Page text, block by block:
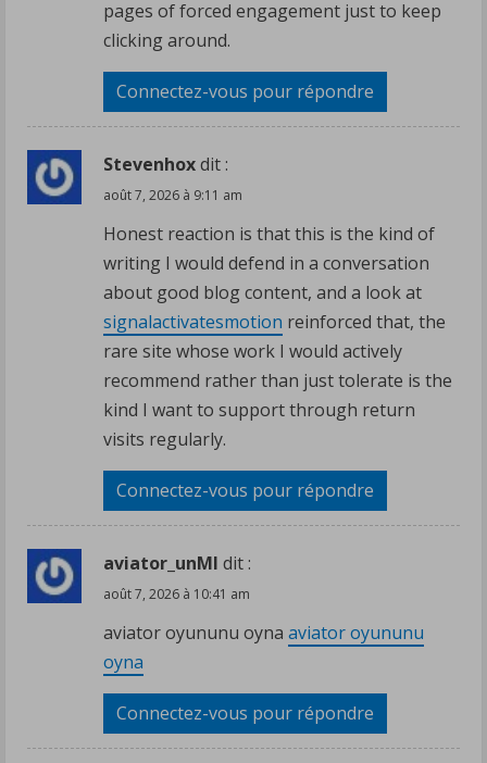
pages of forced engagement just to keep
clicking around.
Connectez-vous pour répondre
Stevenhoxdit :
août 7, 2026 à 9:11 am
Honest reaction is that this is the kind of
writing I would defend in a conversation
about good blog content, and a look at
signalactivatesmotion reinforced that, the
rare site whose work I would actively
recommend rather than just tolerate is the
kind I want to support through return
visits regularly.
Connectez-vous pour répondre
aviator_unMl dit :
août 7, 2026 à 10:41 am
aviator oyununu oyna aviator oyununu
oyna
Connectez-vous pour répondre